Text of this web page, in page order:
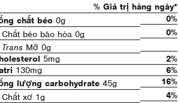
% Giá trị hàng ngày*
chất béo 0g
0%
Chất béo bão hòa 0g
0%
Trans Mỡ 0g
5mg
2%
130mg
6%
lượng carbohydrate 45g
16%
Chất xơ 1g
4%